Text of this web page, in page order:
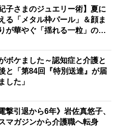
バル術
紀子さまのジュエリー術】夏に
る「メタル枠パール」＆顔ま
が華やぐ「揺れる一粒」の使
ボケました～認知症と介護と
と「第84回『特別送達』が届
した」
電撃引退から6年》岩佐真悠子、
マガジンから介護職へ転身